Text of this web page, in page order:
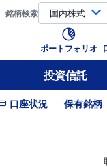
銘柄検索
ポートフォリオ
投資信託
口座状況 保有銘柄